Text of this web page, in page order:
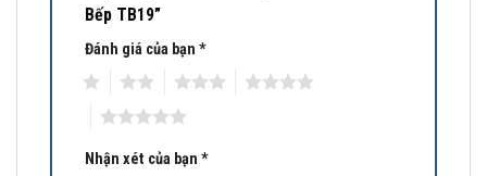
Bếp TB19”
Đánh giá của bạn *
Nhận xét của bạn *